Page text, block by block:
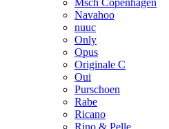
Navahoo
nuuc
Only
Opus
Originale C
Oui
Purschoen
Rabe
Ricano
Rino & Pelle